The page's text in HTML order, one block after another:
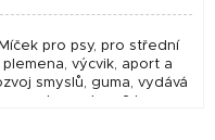
Míček pro psy, pro střední
plemena, výcvik, aport a
smyslů, guma, vydává
zvuky, sada o 2 ks.